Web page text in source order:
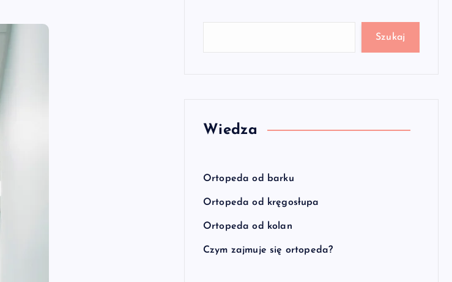
Szukaj
Wiedza
Ortopeda od barku
Ortopeda od kręgosłupa
Ortopeda od kolan
Czym zajmuje się ortopeda?